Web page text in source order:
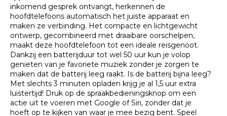
inkomend gesprek ontvangt, herkennen de
hoofdtelefoons automatisch het juiste apparaat en
maken ze verbinding. Het compacte en lichtgewicht
ontwerp, gecombineerd met draaibare oorschelpen,
maakt deze hoofdtelefoon tot een ideale reisgenoot.
Dankzij een batterijduur tot wel 50 uur kun je volop
genieten van je favoriete muziek zonder je zorgen te
maken dat de batterij leeg raakt. Is de batterij bijna leeg?
Met slechts 3 minuten opladen krijg je al 1,5 uur extra
luistertijd! Druk op de spraakbedieningsknop om een
actie uit te voeren met Google of Siri, zonder dat je
hoeft op te kijken van waar je mee bezig bent. Speel